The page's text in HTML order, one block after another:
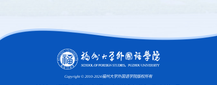
Copyright © 2010-2024福州大学外国语学院版权所有